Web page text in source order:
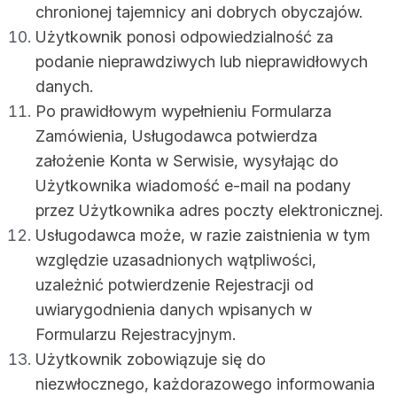
chronionej tajemnicy ani dobrych obyczajów.
Użytkownik ponosi odpowiedzialność za
podanie nieprawdziwych lub nieprawidłowych
danych.
Po prawidłowym wypełnieniu Formularza
Zamówienia, Usługodawca potwierdza
założenie Konta w Serwisie, wysyłając do
Użytkownika wiadomość e-mail na podany
przez Użytkownika adres poczty elektronicznej.
Usługodawca może, w razie zaistnienia w tym
względzie uzasadnionych wątpliwości,
uzależnić potwierdzenie Rejestracji od
uwiarygodnienia danych wpisanych w
Formularzu Rejestracyjnym.
Użytkownik zobowiązuje się do
niezwłocznego, każdorazowego informowania